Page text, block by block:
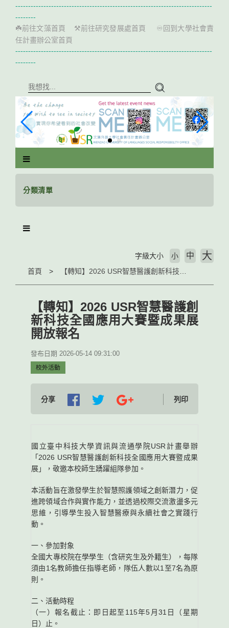
-----------------------------------------------------------------------------
--------
☘️前往文藻首頁 ⚒️前往研究發展處首頁 ♾️ 回到大學社會責
任計畫辦公室首頁
-----------------------------------------------------------------------------
--------
分類清單
首頁
字級大小 小 中 大
【轉知】2026 USR智慧醫護創
新科技全國應用大賽暨成果展
開放報名
發布日期 2026-05-14 09:31:00
校外活動
分享 列印
國立臺中科技大學資訊與流通學院USR計畫舉辦
「2026 USR智慧醫護創新科技全國應用大賽暨成果
展」，敬邀本校師生踴躍組隊參加。
本活動旨在激發學生於智慧照護領域之創新潛力，促
進跨領域合作與實作能力，並透過校際交流激盪多元
思維，引導學生投入智慧醫療與永續社會之實踐行
動。
一、參加對象
全國大專校院在學學生（含研究生及外籍生），每隊
須由1名教師擔任指導老師，隊伍人數以1至7名為原
則。
二、活動時程
（一）報名截止：即日起至115年5月31日（星期
日）止。